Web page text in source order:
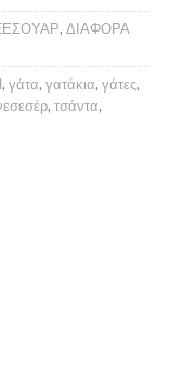
, ΔΙΑΦΟΡΑ
, γάτα, γατάκια, γάτες,
, τσάντα,